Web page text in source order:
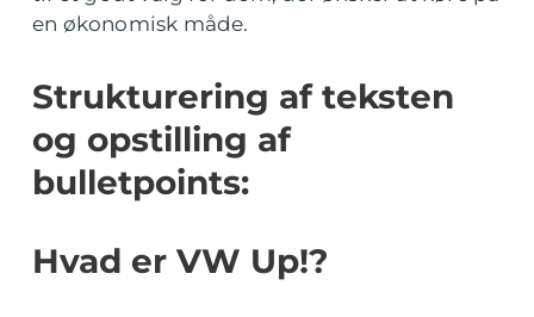
en økonomisk måde.
Strukturering af teksten
og opstilling af
bulletpoints:
Hvad er VW Up!?